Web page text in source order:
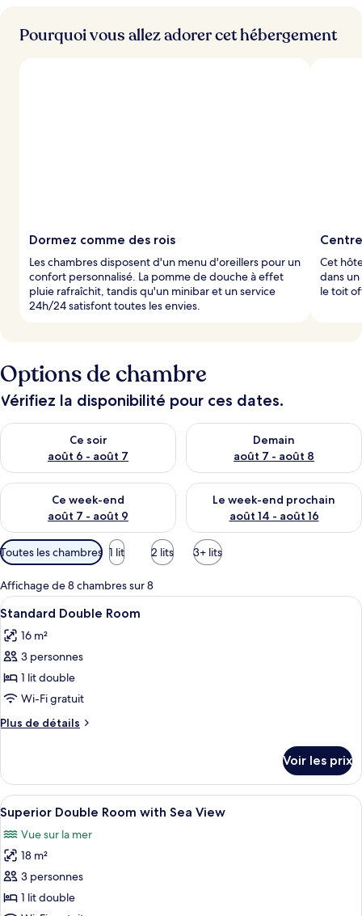
Pourquoi vous allez adorer cet hébergement
Dormez comme des rois
Les chambres disposent d'un menu d'oreillers pour un
confort personnalisé. La pomme de douche à effet
pluie rafraîchit, tandis qu'un minibar et un service
24h/24 satisfont toutes les envies.
Cet
dans
le toit
Options de chambre
Vérifiez la disponibilité pour ces dates.
Ce soir
août 6 - août 7
Vérifier la disponibilité pour ce soir août 6 - août 7
Demain
août 7 - août 8
Vérifier la disponibilité pour
Ce week-end
août 7 - août 9
Vérifier la disponibilité pour ce week-end août 7 - août 9
Le week-end prochain
août 14 - août 16
Vérifier la disponibilité pour
Filtres
disponibles
pour
les
chambres
Toutes les chambres 1 lit 2 lits 3+ lits
Affichage de 8 chambres sur 8
Afficher
toutes
les
photos
pour
ce
type
de
Standard
Double
Room
Une chambre à coucher avec un
9
Standard Double Room
16 m²
3 personnes
1 lit double
Wi-Fi gratuit
Plus de détails
Plus
le
type
de
chambre
Standard
Double
Voir les prix
Afficher
toutes
les
photos
pour
ce
Une chambre spacieuse avec un
11
Superior Double Room with Sea View
Vue sur la mer
18 m²
3 personnes
1 lit double